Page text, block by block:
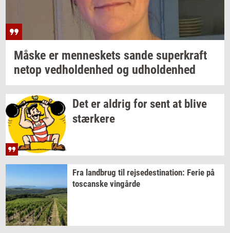
Måske er men­ne­skets sande su­per­kraft
netop ved­hol­den­hed og ud­hol­den­hed
Det eral­drig for sent at blive
stær­ke­re
Fra land­brug til rej­se­desti­na­tion: Ferie på
toscan­ske vin­går­de